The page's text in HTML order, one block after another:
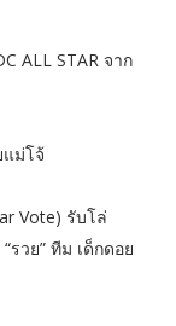
ALL STAR จาก
แม่โจ้
Vote) รับโล่
รวย” ทีม เด็กดอย